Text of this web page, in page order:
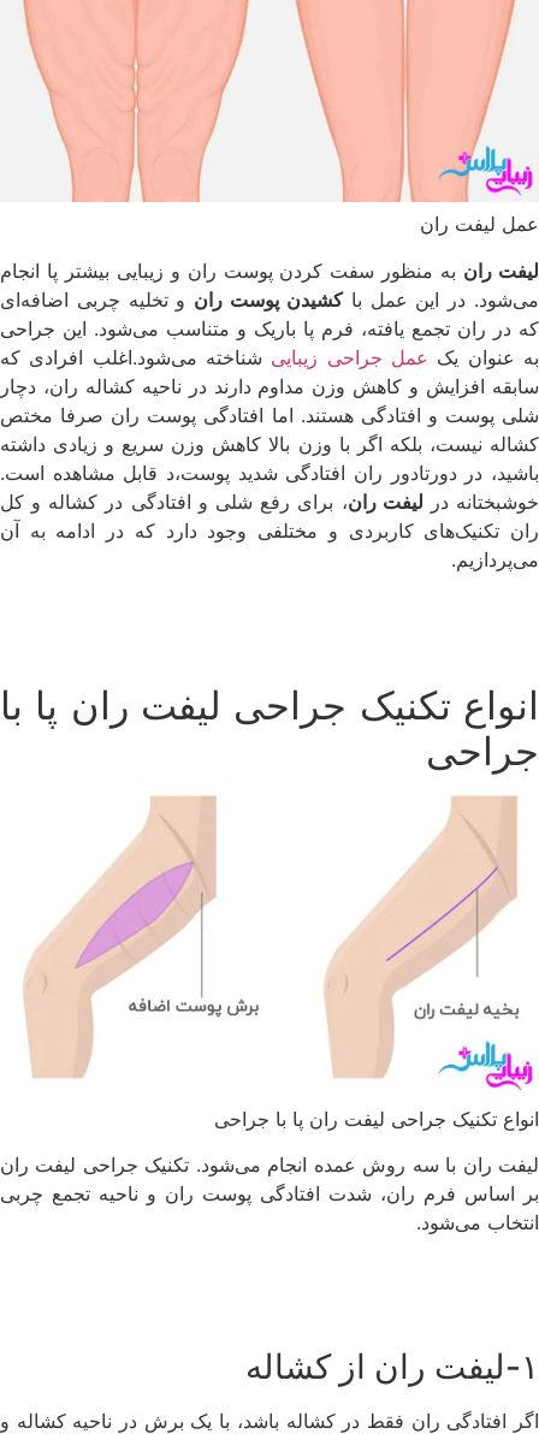
عمل لیفت ران
لیفت ران به منظور سفت کردن پوست ران و زیبایی بیشتر پا انجام
می‌شود. در این عمل باکشیدن پوست ران و تخلیه چربی اضافه‌ای
که در ران تجمع یافته، فرم پا باریک و متناسب می‌شود. این جراحی
به عنوان یک عمل جراحی زیبایی شناخته می‌شود.اغلب افرادی که
سابقه افزایش و کاهش وزن مداوم دارند در ناحیه کشاله ران، دچار
شلی پوست و افتادگی هستند. اما افتادگی پوست ران صرفا مختص
کشاله نیست، بلکه اگر با وزن بالا کاهش وزن سریع و زیادی داشته
باشید، در دورتادور ران افتادگی شدید پوست،د قابل مشاهده است.
خوشبختانه در لیفت ران، برای رفع شلی و افتادگی در کشاله و کل
ران تکنیک‌های کاربردی و مختلفی وجود دارد که در ادامه به آن
می‌پردازیم.
انواع تکنیک جراحی لیفت ران پا با
جراحی
انواع تکنیک جراحی لیفت ران پا با جراحی
لیفت ران با سه روش عمده انجام می‌شود. تکنیک جراحی لیفت ران
بر اساس فرم ران، شدت افتادگی پوست ران و ناحیه‌ تجمع چربی
انتخاب می‌شود.
۱-لیفت ران از کشاله
اگر افتادگی ران فقط در کشاله باشد، با یک برش در ناحیه کشاله و